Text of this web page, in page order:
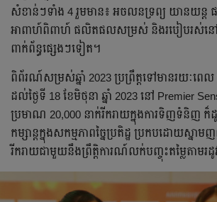
សំខាន់ៗទាំង 4 រួមមាន៖ អចលនទ្រព្យ យានយន្ត
អាពាហ៍ពិពាហ៍ ផលិតផលសម្រស់ និងរបៀបរស់ន
ពាក់ព័ន្ធផ្សេងៗទៀត។
ពិព័រណ៍សម្រស់ឆ្នាំ 2023 ប្រព្រឹត្តទៅមានរយៈពេល 2
ដល់ថ្ងៃទី 18 ខែមិថុនា ឆ្នាំ 2023 នៅ Premier
ប្រមាណ 20,000 នាក់រីករាយក្នុងការទិញទំនិញ
កម្សាន្តក្នុងសកម្មភាពច្នៃប្រតិដ្ឋ ប្រកបដោយស្ន
រីករាយជាមួយនឹងព្រឹត្តិការណ៍លក់បញ្ចុះតម្លៃតាមរដូ